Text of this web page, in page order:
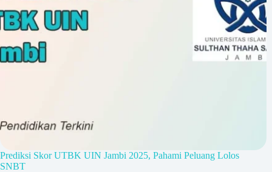
Prediksi Skor UTBK UIN Jambi 2025, Pahami Peluang Lolos
SNBT